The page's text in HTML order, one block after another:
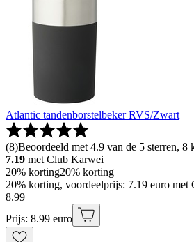
Atlantic tandenborstelbeker RVS/Zwart
(8)Beoordeeld met 4.9 van de 5 sterren, 8
7.19 met Club Karwei
20% korting20% korting
20% korting, voordeelprijs: 7.19 euro met
8.99
Prijs: 8.99 euro